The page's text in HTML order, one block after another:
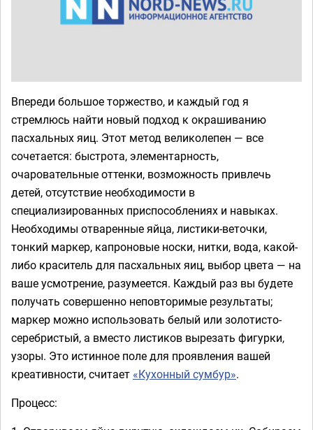
Впереди большое торжество, и каждый год я
стремлюсь найти новый подход к окрашиванию
пасхальных яиц. Этот метод великолепен — все
сочетается: быстрота, элементарность,
очаровательные оттенки, возможность привлечь
детей, отсутствие необходимости в
специализированных приспособлениях и навыках.
Необходимы отваренные яйца, листики-веточки,
тонкий маркер, капроновые носки, нитки, вода, какой-
либо краситель для пасхальных яиц, выбор цвета — на
ваше усмотрение, разумеется. Каждый раз вы будете
получать совершенно неповторимые результаты;
маркер можно использовать белый или золотисто-
серебристый, а вместо листиков вырезать фигурки,
узоры. Это истинное поле для проявления вашей
креативности, считает «Кухонный сумбур».
Процесс: